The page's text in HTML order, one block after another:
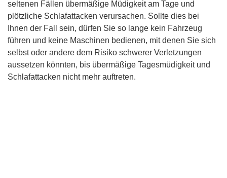
seltenen Fällen übermäßige Müdigkeit am Tage und
plötzliche Schlafattacken verursachen. Sollte dies bei
Ihnen der Fall sein, dürfen Sie so lange kein Fahrzeug
führen und keine Maschinen bedienen, mit denen Sie sich
selbst oder andere dem Risiko schwerer Verletzungen
aussetzen könnten, bis übermäßige Tagesmüdigkeit und
Schlafattacken nicht mehr auftreten.